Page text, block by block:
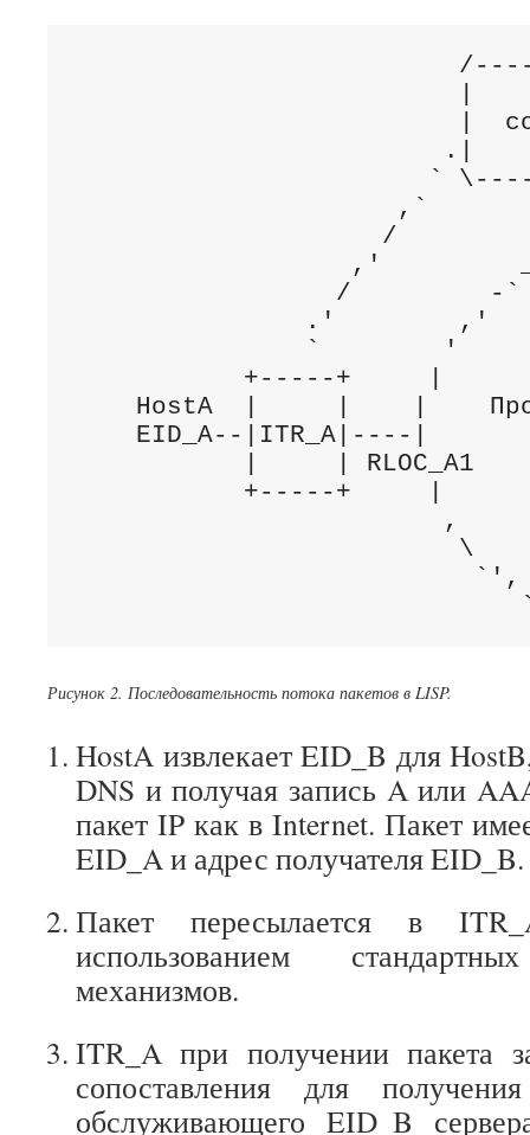
|
.|
`
,`
/
,'
/         -
.'        ,'
`        '
+-----+     |
HostA  |     |    |
EID_A--|ITR_A|----|
|     | RLOC_A1
+-----+     |
,
\
`',
Рисунок 2. Последовательность потока пакетов в LISP.
HostA извлекает EID_B для
DNS и получая запись A или
пакет IP как в Internet. Пакет
EID_A и адрес получателя EID_B.
Пакет пересылается в
использованием
механизмов.
ITR_A при получении пакета
сопоставления для
обслуживающего EID_B